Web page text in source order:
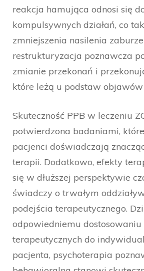
reakcja hamująca odnosi się
kompulsywnych działań, co
zmniejszenia nasilenia
restrukturyzacja poznawcza
zmianie przekonań i
które leżą u podstaw objawów
Skuteczność PPB w leczeniu
potwierdzona badaniami,
pacjenci doświadczają
terapii. Dodatkowo, efekty
się w dłuższej perspektywie
świadczy o trwałym
podejścia terapeutycznego.
odpowiedniemu dostosowaniu
terapeutycznych do
pacjenta, psychoterapia